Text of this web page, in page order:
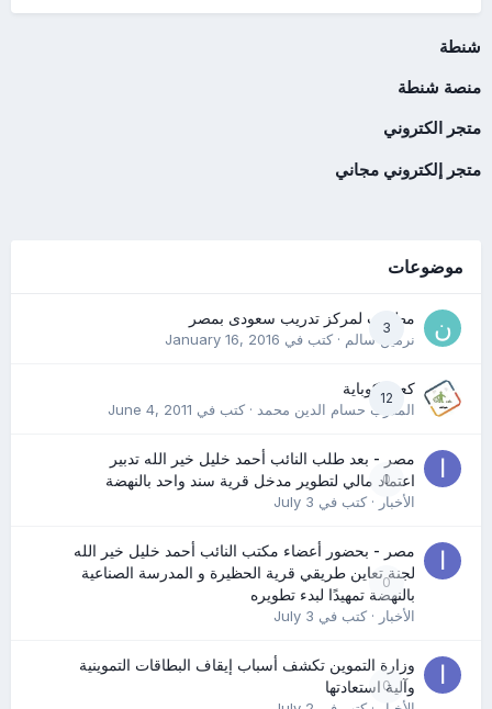
شنطة
منصة شنطة
متجر الكتروني
متجر إلكتروني مجاني
موضوعات
3
مطلوب لمركز تدريب سعودى بمصر
نرمين سالم· كتب في January 16, 2016
12
كعب كوباية
المدرب حسام الدين محمد· كتب في June 4, 2011
0
مصر - بعد طلب النائب أحمد خليل خير الله تدبير
اعتماد مالي لتطوير مدخل قرية سند واحد بالنهضة
الأخبار· كتب في July 3
0
مصر - بحضور أعضاء مكتب النائب أحمد خليل خير الله
لجنة تعاين طريقي قرية الحظيرة و المدرسة الصناعية
بالنهضة تمهيدًا لبدء تطويره
الأخبار· كتب في July 3
0
وزارة التموين تكشف أسباب إيقاف البطاقات التموينية
وآلية استعادتها